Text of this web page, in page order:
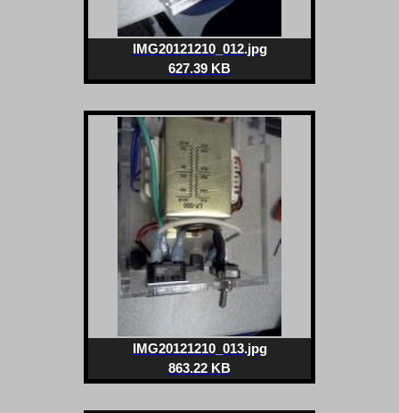
IMG20121210_012.jpg
627.39 KB
IMG20121210_013.jpg
863.22 KB